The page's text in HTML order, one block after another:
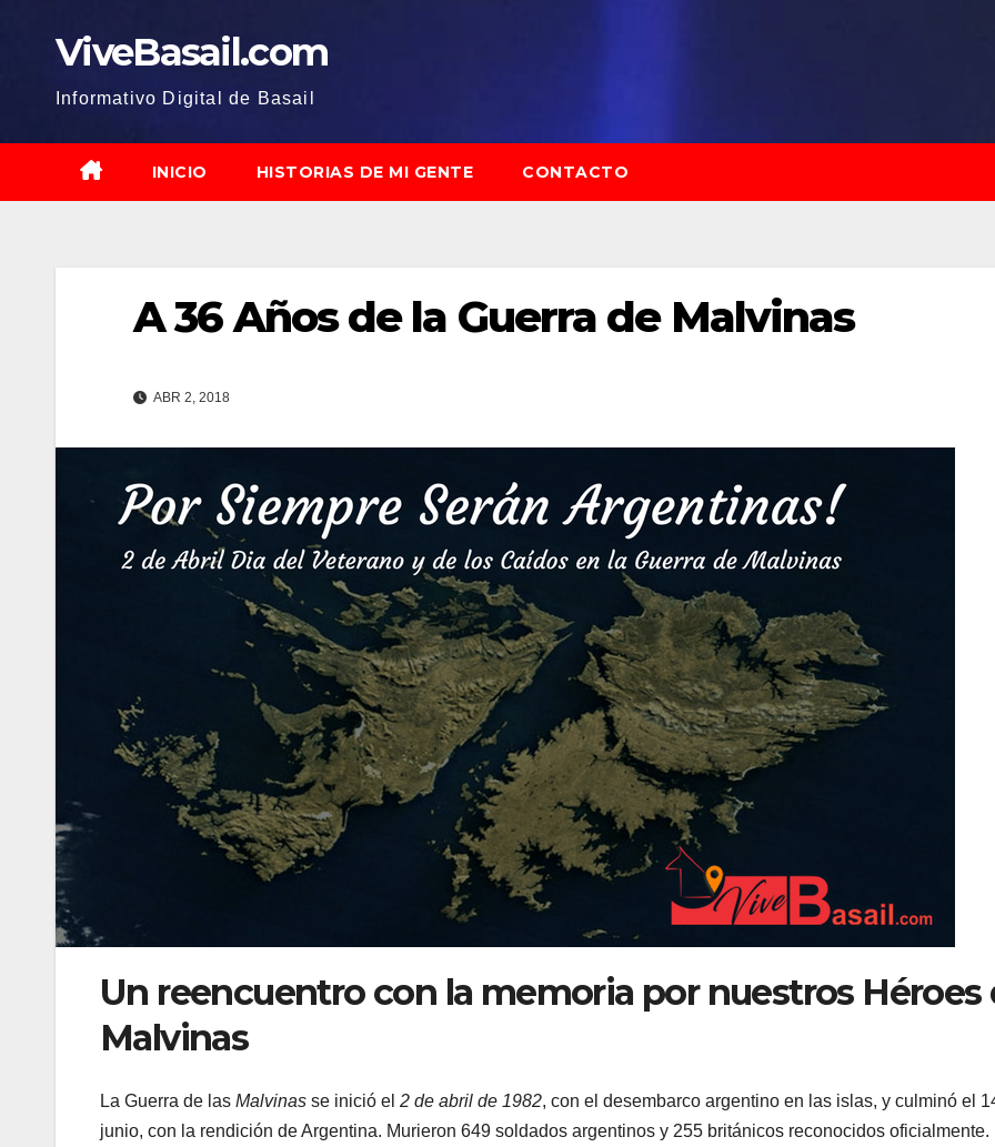
ViveBasail.com
Informativo Digital de Basail
INICIO HISTORIAS DE MI GENTE CONTACTO
A 36 Años de la Guerra de Malvinas
ABR 2, 2018
Un reencuentro con la memoria por nuestros Héroes
Malvinas
La Guerra de las Malvinas se inició el 2 de abril de 1982, con el desembarco argentino en las islas, y culminó el
junio, con la rendición de Argentina. Murieron 649 soldados argentinos y 255 británicos reconocidos oficialmente.